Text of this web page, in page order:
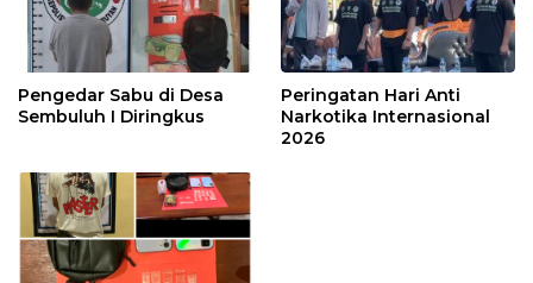
Pengedar Sabu di Desa
Sembuluh I Diringkus
Peringatan Hari Anti
Narkotika Internasional
2026